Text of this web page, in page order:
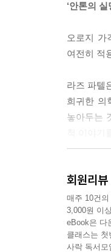
업자가
--- p.258
불만통치
는 수단으
--- p.276
계속되어
만들고 있
---「옮긴이
‘안톤의
오로지 가
여전히 적
라즈 파텔
희귀한 의
놓아두는
법을 터득
사고하도
한다는 주
《경제학
회원리뷰
매주 10건
3,000원 이
eBook은 다
클래스는
사락 독서모